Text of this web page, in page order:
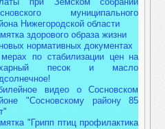
муниципального
Нижегородской области
здорового образа жизни
нормативных документах
по стабилизации цен на
песок и масло
видео о Сосновском
"Сосновскому району 85
"Грипп птиц профилактика